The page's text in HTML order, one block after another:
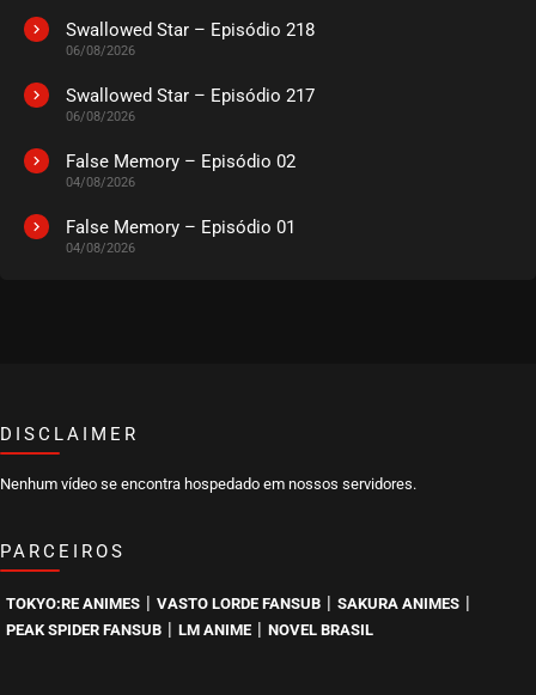
agosto 30, 2020
Swallowed Star – Episódio 218
06/08/2026
Swallowed Star – Episódio 217
06/08/2026
False Memory – Episódio 02
04/08/2026
False Memory – Episódio 01
04/08/2026
DISCLAIMER
Nenhum vídeo se encontra hospedado em nossos servidores.
PARCEIROS
TOKYO:RE ANIMES VASTO LORDE FANSUB SAKURA ANIMES
PEAK SPIDER FANSUB LM ANIME NOVEL BRASIL